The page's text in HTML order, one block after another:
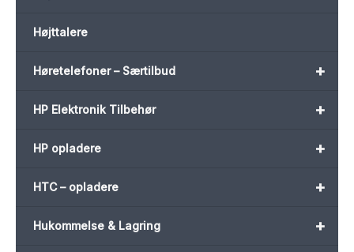
Højttalere
+
Høretelefoner – Særtilbud
+
HP Elektronik Tilbehør
+
HP opladere
+
HTC – opladere
+
Hukommelse & Lagring